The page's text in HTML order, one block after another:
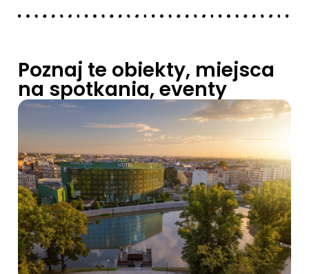
Poznaj te obiekty, miejsca
na spotkania, eventy